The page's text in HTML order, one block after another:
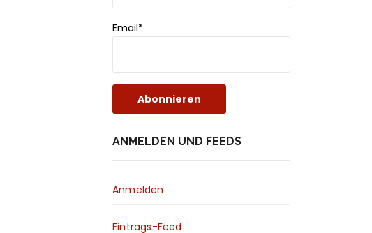
Email*
ANMELDEN UND FEEDS
Anmelden
Eintrags-Feed